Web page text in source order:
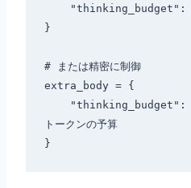
}
# または精密に制御
extra_body = {
トークンの予算